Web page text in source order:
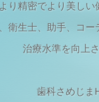
より精密でより美し
衛生士、助手、
コー
治療水準を向上
歯科さめじま